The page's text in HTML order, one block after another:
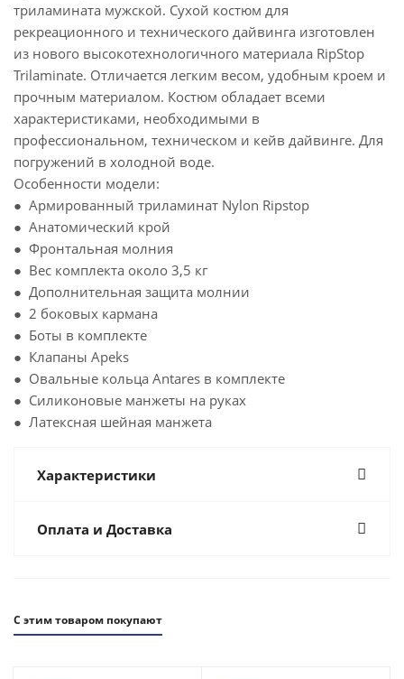
триламината мужской. Сухой костюм для
рекреационного и технического дайвинга изготовлен
из нового высокотехнологичного материала RipStop
Trilaminate. Отличается легким весом, удобным кроем и
прочным материалом. Костюм обладает всеми
характеристиками, необходимыми в
профессиональном, техническом и кейв дайвинге. Для
погружений в холодной воде.
Особенности модели:
● Армированный триламинат Nylon Ripstop
● Анатомический крой
● Фронтальная молния
● Вес комплекта около 3,5 кг
● Дополнительная защита молнии
● 2 боковых кармана
● Боты в комплекте
● Клапаны Apeks
● Овальные кольца Antares в комплекте
● Силиконовые манжеты на руках
● Латексная шейная манжета
Характеристики
Оплата и Доставка
С этим товаром покупают